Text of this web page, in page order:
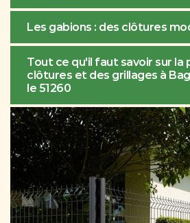
Les gabions : des clôtures
Tout ce qu'il faut savoir sur la
clôtures et des grillages à
le 51260